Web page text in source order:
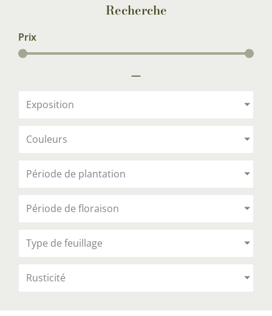
Recherche
Prix
—
Exposition
Couleurs
Période de plantation
Période de floraison
Type de feuillage
Rusticité